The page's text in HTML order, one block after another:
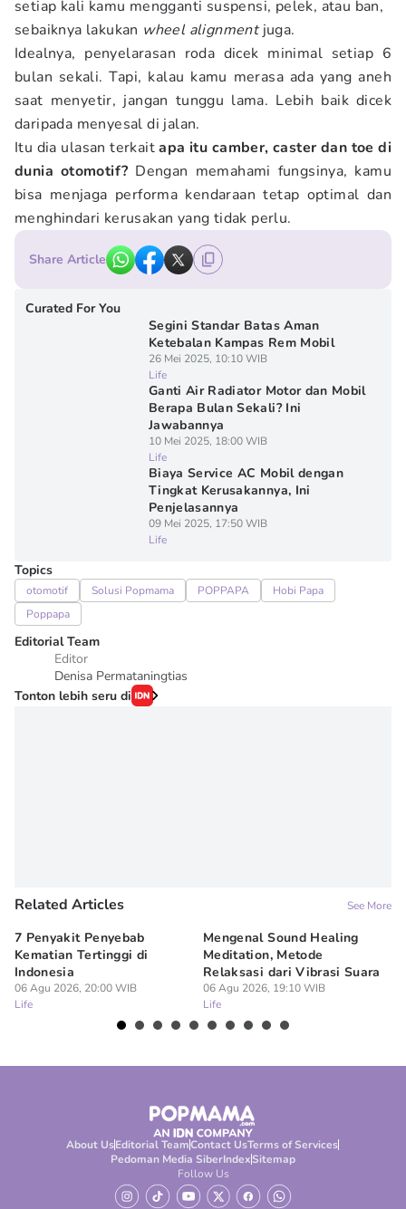
setiap kali kamu mengganti suspensi, pelek, atau ban,
sebaiknya lakukan wheel alignmentjuga.
Idealnya, penyelarasan roda dicek minimal setiap 6
bulan sekali. Tapi, kalau kamu merasa ada yang aneh
saat menyetir, jangan tunggu lama. Lebih baik dicek
daripada menyesal di jalan.
Itu dia ulasan terkaitapa itu camber, caster dan toe di
dunia otomotif? Dengan memahami fungsinya, kamu
bisa menjaga performa kendaraan tetap optimal dan
menghindari kerusakan yang tidak perlu.
Share Article
Curated For You
Segini Standar Batas Aman
Ketebalan Kampas Rem Mobil
26 Mei 2025, 10:10 WIB
Life
Ganti Air Radiator Motor dan Mobil
Berapa Bulan Sekali? Ini
Jawabannya
10 Mei 2025, 18:00 WIB
Life
Biaya Service AC Mobil dengan
Tingkat Kerusakannya, Ini
Penjelasannya
09 Mei 2025, 17:50 WIB
Life
Topics
otomotif Solusi Popmama POPPAPA
Hobi Papa
Poppapa
Editorial Team
Editor
Denisa Permataningtias
Tonton lebih seru di
Related Articles See More
7 Penyakit Penyebab
Kematian Tertinggi di
Indonesia
06 Agu 2026, 20:00 WIB
Life
Mengenal Sound Healing
Meditation, Metode
Relaksasi dari Vibrasi Suara
06 Agu 2026, 19:10 WIB
Life
About UsEditorial TeamContact UsTerms of Services
Pedoman Media SiberIndexSitemap
Follow Us